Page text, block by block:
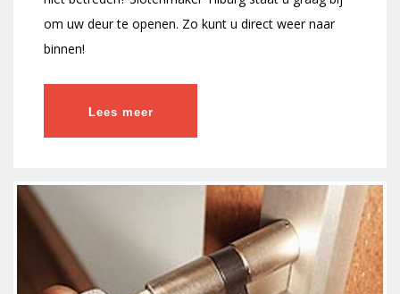
om uw deur te openen. Zo kunt u direct weer naar
binnen!
Lees meer